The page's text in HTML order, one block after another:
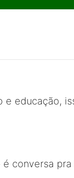
e educação,
é conversa